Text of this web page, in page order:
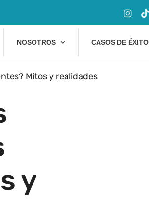
NOSOTROS CASOS DE ÉXITO
Mitos y realidades
y